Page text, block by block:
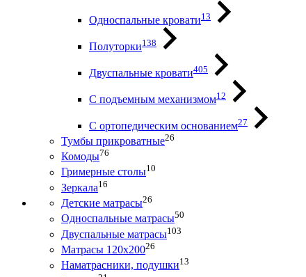
Односпальные кровати13
Полуторки138
Двуспальные кровати405
С подъемным механизмом12
С ортопедическим основанием27
Тумбы прикроватные26
Комоды76
Гримерные столы10
Зеркала16
Детские матрасы26
Односпальные матрасы50
Двуспальные матрасы103
Матрасы 120х20026
Наматрасники, подушки13